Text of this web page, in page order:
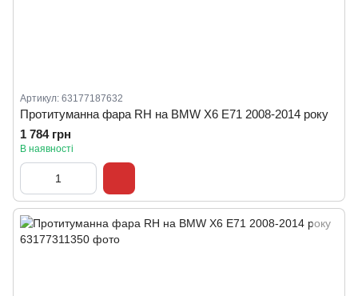
Артикул: 63177187632
Протитуманна фара RH на BMW X6 E71 2008-2014 року
1 784 грн
В наявності